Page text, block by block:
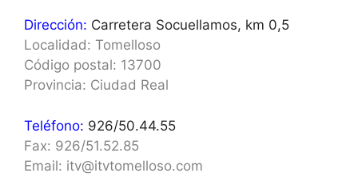
Dirección: Carretera Socuellamos, km 0,5
Localidad: Tomelloso
Código postal: 13700
Provincia: Ciudad Real
Teléfono: 926/50.44.55
Fax: 926/51.52.85
Email: itv@itvtomelloso.com